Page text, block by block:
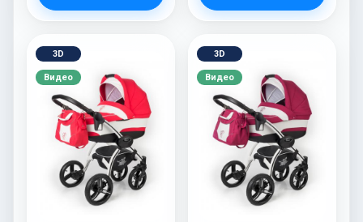
3D
Видео
3D
Видео